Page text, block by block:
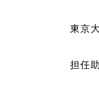
東京
担任